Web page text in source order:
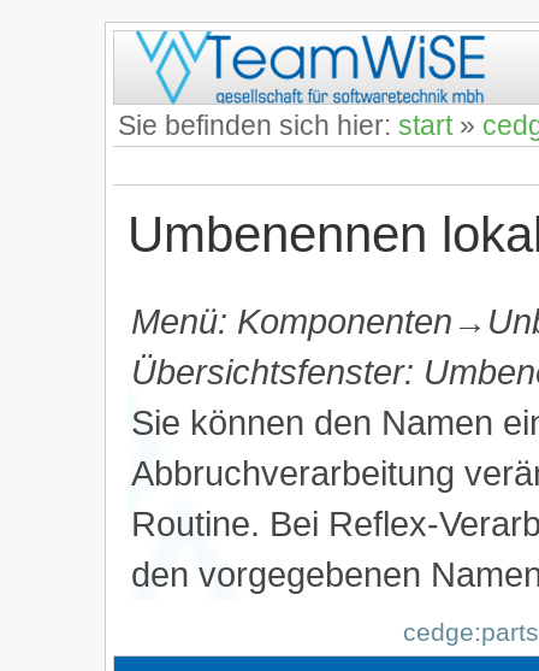
Sie befinden sich hier: start»
Umbenennen
Menü:
Übersichtsfenster:
Sie können den Namen
Abbruchverarbeitung
Routine. Bei Reflex-
den vorgegebenen